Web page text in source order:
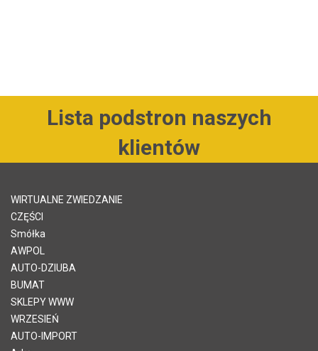
Lista podstron naszych
klientów
WIRTUALNE ZWIEDZANIE
CZĘŚCI
Smółka
AWPOL
AUTO-DZIUBA
BUMAT
SKLEPY WWW
WRZESIEŃ
AUTO-IMPORT